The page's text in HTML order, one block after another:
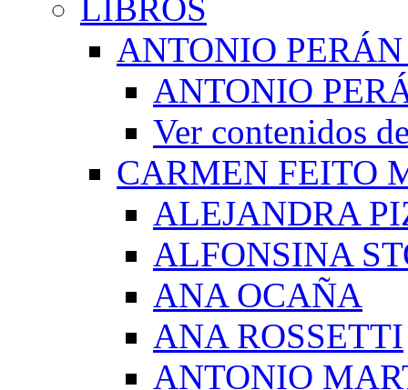
LIBROS
ANTONIO
ANTONIO
Ver contenidos
CARMEN FEITO
ALEJANDRA
ALFONSINA
ANA OCAÑA
ANA ROSSETTI
ANTONIO